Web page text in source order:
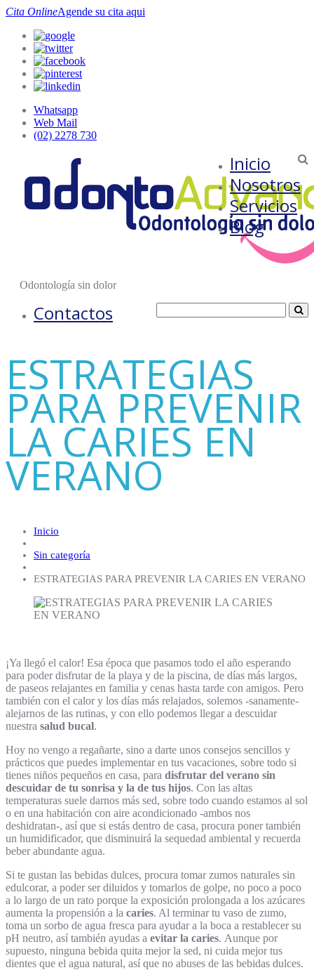
Cita OnlineAgende su cita aqui
Whatsapp
Web Mail
(02) 2278 730
Odontología sin dolor
Inicio
Nosotros
Servicios
Blog
Contactos
ESTRATEGIAS
PARA PREVENIR
LA CARIES EN
VERANO
Inicio
Sin categoría
ESTRATEGIAS PARA PREVENIR LA CARIES EN VERANO
¡Ya llegó el calor! Esa época que pasamos todo el año esperando
para poder disfrutar de la playa y de la piscina, de días más largos,
de paseos relajantes en familia y cenas hasta tarde con amigos. Pero
también con el calor y los días más relajados, solemos -sanamente-
alejarnos de las rutinas, y con ello podemos llegar a descuidar
nuestra salud bucal.
Hoy no vengo a regañarte, sino a darte unos consejos sencillos y
prácticos que puedes implementar en tus vacaciones, sobre todo si
tienes niños pequeños en casa, para disfrutar del verano sin
descuidar de tu sonrisa y la de tus hijos. Con las altas
temperaturas suele darnos más sed, sobre todo cuando estamos al sol
o en una habitación con aire acondicionado -ambos nos
deshidratan-, así que si estás dentro de casa, procura poner también
un humidificador, que disminuirá la sequedad ambiental y recuerda
beber abundante agua.
Si te gustan las bebidas dulces, procura tomar zumos naturales sin
edulcorar, a poder ser diluidos y tomarlos de golpe, no poco a poco
a lo largo de un rato porque la exposición prolongada a los azúcares
aumenta la propensión a la caries. Al terminar tu vaso de zumo,
toma un sorbo de agua fresca para ayudar a la boca a restablecer su
pH neutro, así también ayudas a evitar la caries. Aunque por
supuesto, ninguna bebida quita mejor la sed, ni cuida mejor tus
dientes que el agua natural, así que no abuses de las bebidas dulces.